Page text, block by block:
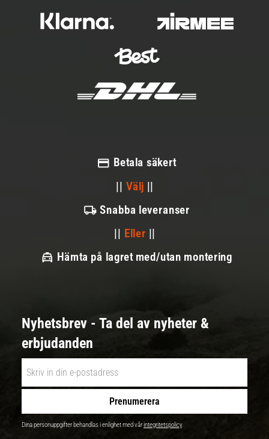
Betala säkert
|| Välj ||
Snabba leveranser
|| Eller ||
Hämta på lagret med/utan montering
Nyhetsbrev - Ta del av nyheter &
erbjudanden
Prenumerera
Dina personuppgifter behandlas i enlighet med vårintegritetspolicy.